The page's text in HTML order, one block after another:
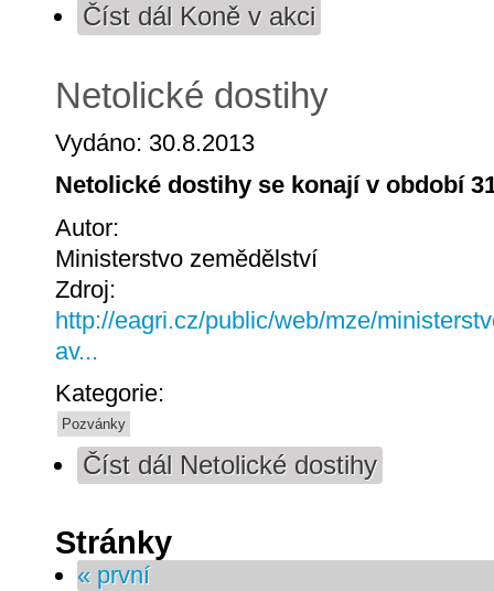
Číst dál Koně v akci
Netolické dostihy
Vydáno: 30.8.2013
Netolické dostihy se konají v období
Autor:
Ministerstvo zemědělství
Zdroj:
http://eagri.cz/public/web/mze/
av...
Kategorie:
Pozvánky
Číst dál Netolické dostihy
Stránky
« první